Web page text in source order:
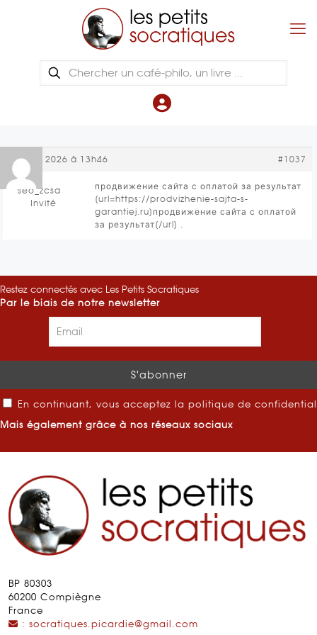
27 avril 2026 à 13h46 #1037
seo_zcsa
Invité
продвижение сайта с оплатой за результат
[url=https://prodvizhenie-sajta-s-
garantiej.ru]продвижение сайта с оплатой
за результат[/url] .
Restez connectés avec Les Petits Socratiques
Par le biais de notre newsletter
En continuant, vous acceptez la politique de
Mais également grâce à nos réseaux sociaux
BP 80303
60200 Compiègne
France
: socratiques.picardie@gmail.com